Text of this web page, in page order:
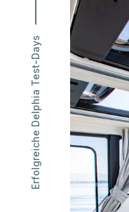
CH-
T
+41
Erfolgreiche Delphia Test-Days